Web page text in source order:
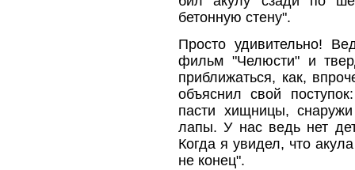
бетонную стену".
Просто удивительно!
фильм "Челюсти" и
приближаться, как,
объяснил свой
пасти хищницы,
лапы. У нас ведь нет
Когда я увидел, что
не конец".